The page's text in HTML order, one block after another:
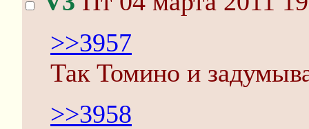
>>3957
Так Томино и
>>3958